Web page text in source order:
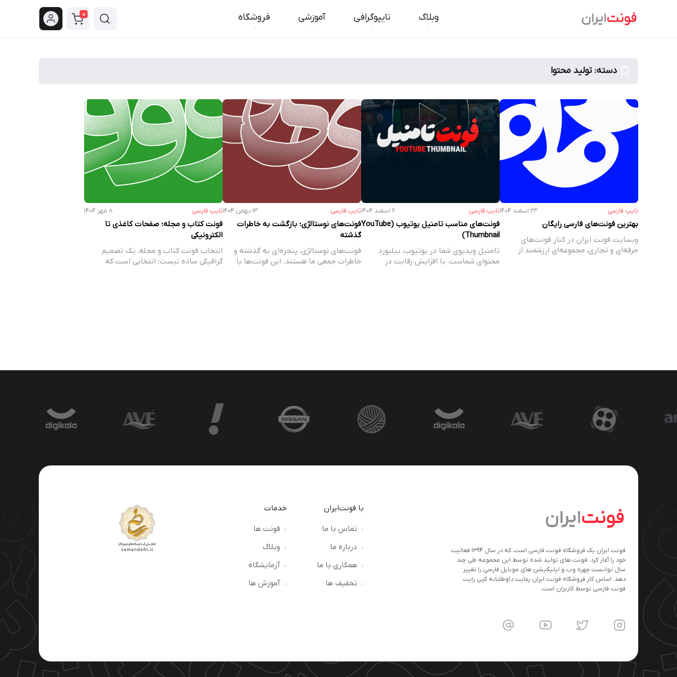
0 وبلاگ تایپوگرافی آموزشی فروشگاه
دسته: تولید محتوا
تایپ فارسی ۲۳ اسفند ۱۴۰۴
بهترین فونت‌های فارسی رایگان
وبسایت فونت ایران در کنار فونت‌های
حرفه‌ای و تجاری، مجموعه‌ای ارزشمند از
تایپ فارسی ۶ اسفند ۱۴۰۴
فونت‌های مناسب تامنیل یوتیوب (YouTube
Thumbnail)
تامنیل ویدیوی شما در یوتیوب، بیلبورد
محتوای شماست. با افزایش رقابت در
تایپ فارسی ۱۳ بهمن ۱۴۰۴
فونت‌های نوستالژی؛ بازگشت به خاطرات
گذشته
فونت‌های نوستالژی، پنجره‌ای به گذشته و
خاطرات جمعی ما هستند. این فونت‌ها با
تایپ فارسی ۸ مهر ۱۴۰۴
فونت کتاب و مجله؛ صفحات کاغذی تا
الکترونیکی
انتخاب فونت کتاب و مجله، یک تصمیم
گرافیکی ساده نیست؛ انتخابی است که
فونت ایران یک فروشگاه فونت فارسی است، که در سال ۱۳۹۴ فعالیت
خود را آغاز کرد. فونت های تولید شده توسط این مجموعه طی چند
سال توانست چهره وب و اپلیکیشن های موبایل فارسی را تغییر
دهد. اساس کار فروشگاه فونت ایران رعایت داوطلبانه کپی رایت
فونت فارسی توسط کاربران است.
با فونت‌ایران
تماس با ما
درباره ما
همکاری با ما
تخفیف ها
خدمات
فونت ها
وبلاگ
آزمایشگاه
آموزش ها